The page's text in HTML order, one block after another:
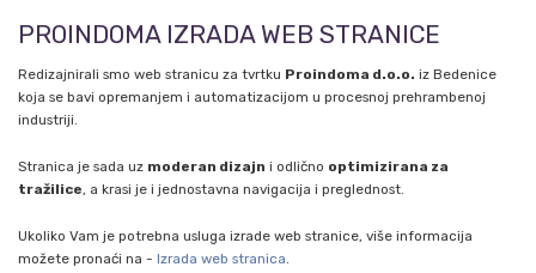
PROINDOMA IZRADA WEB STRANICE
Redizajnirali smo web stranicu za tvrtku Proindoma d.o.o. iz Bedenice
koja se bavi opremanjem i automatizacijom u procesnoj prehrambenoj
industriji.
Stranica je sada uz moderan dizajn i odlično optimizirana za
tražilice, a krasi je i jednostavna navigacija i preglednost.
Ukoliko Vam je potrebna usluga izrade web stranice, više informacija
možete pronaći na - Izrada web stranica.